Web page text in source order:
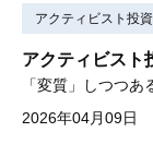
アクティビスト投
アクティビスト
2026年04月09日